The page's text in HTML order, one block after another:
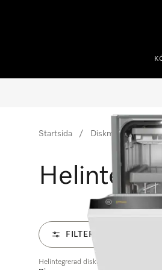
Startsida Diskmaskiner
FILTER
Helintegrerad diskmaskin XXL